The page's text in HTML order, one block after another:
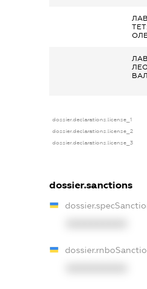
dossier.declarations.license_1
dossier.declarations.license_2
dossier.declarations.license_3
dossier.sanctions